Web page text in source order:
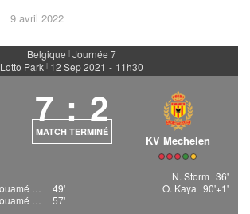
9 avril 2022
Belgique | Journée 7
Lotto Park | 12 Sep 2021 - 11h30
7 : 2
MATCH TERMINÉ
KV Mechelen
49'
57'
N. Storm 36'
O. Kaya 90'+1'